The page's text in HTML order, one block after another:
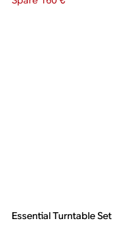
Essential Turntable Set